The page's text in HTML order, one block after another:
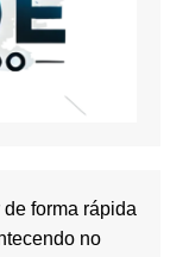
forma rápida
no